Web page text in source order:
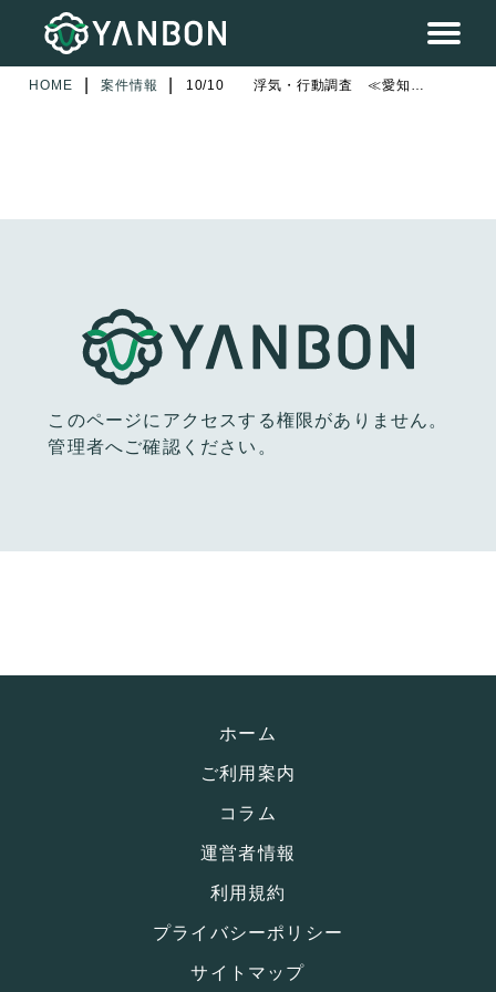
HOME 案件情報 10/10 浮気・行動調査 ≪愛知県豊田市≫ 3日目
このページにアクセスする権限がありません。
管理者へご確認ください。
ホーム
ご利用案内
コラム
運営者情報
利用規約
プライバシーポリシー
サイトマップ